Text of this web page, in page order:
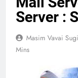
Server :
Masim Vavai
Mins